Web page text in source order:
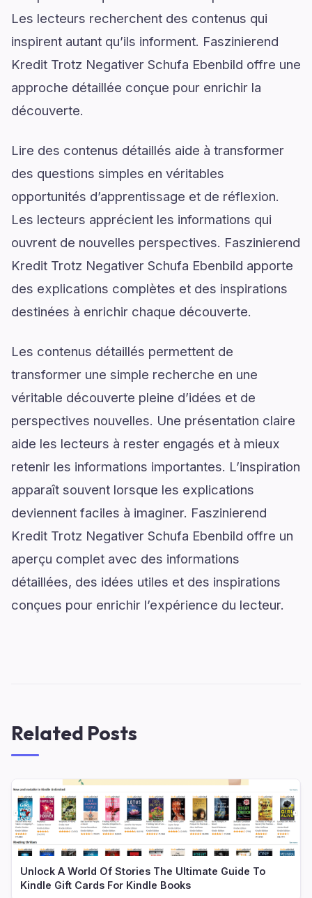
Les lecteurs recherchent des contenus qui
inspirent autant qu’ils informent. Faszinierend
Kredit Trotz Negativer Schufa Ebenbild offre une
approche détaillée conçue pour enrichir la
découverte.
Lire des contenus détaillés aide à transformer
des questions simples en véritables
opportunités d’apprentissage et de réflexion.
Les lecteurs apprécient les informations qui
ouvrent de nouvelles perspectives. Faszinierend
Kredit Trotz Negativer Schufa Ebenbild apporte
des explications complètes et des inspirations
destinées à enrichir chaque découverte.
Les contenus détaillés permettent de
transformer une simple recherche en une
véritable découverte pleine d’idées et de
perspectives nouvelles. Une présentation claire
aide les lecteurs à rester engagés et à mieux
retenir les informations importantes. L’inspiration
apparaît souvent lorsque les explications
deviennent faciles à imaginer. Faszinierend
Kredit Trotz Negativer Schufa Ebenbild offre un
aperçu complet avec des informations
détaillées, des idées utiles et des inspirations
conçues pour enrichir l’expérience du lecteur.
Related Posts
Unlock A World Of Stories The Ultimate Guide To
Kindle Gift Cards For Kindle Books